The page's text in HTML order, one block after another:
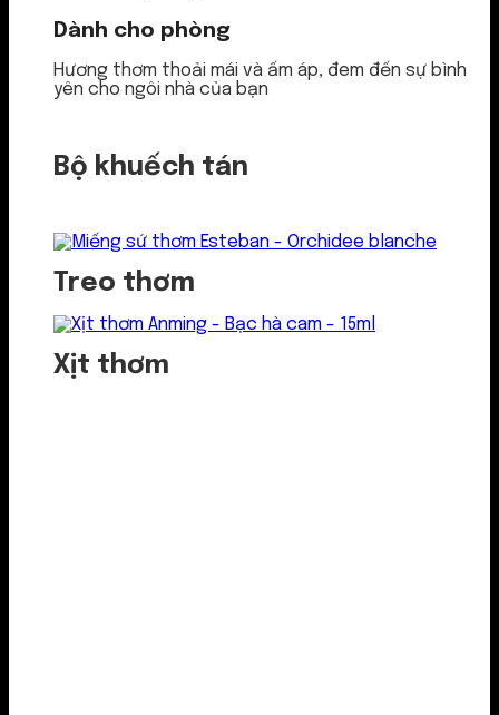
Dành cho phòng
Hương thơm thoải mái và ấm áp, đem đến sự bình
yên cho ngôi nhà của bạn
Bộ khuếch tán
Treo thơm
Xịt thơm